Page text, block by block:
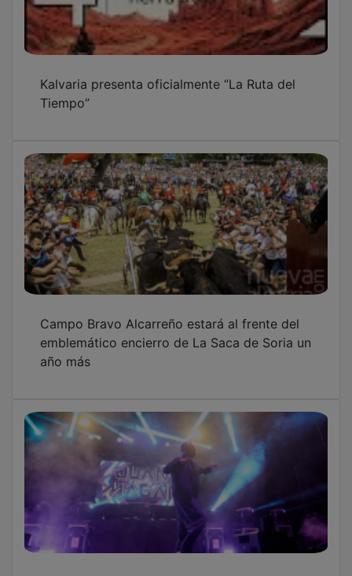
Kalvaria presenta oficialmente “La Ruta del
Tiempo”
Campo Bravo Alcarreño estará al frente del
emblemático encierro de La Saca de Soria un
año más